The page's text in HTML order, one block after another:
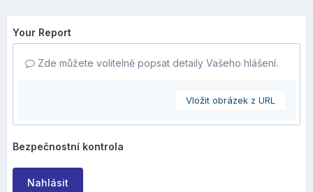
Your Report
Zde můžete volitelně popsat detaily Vašeho hlášení.
Vložit obrázek z URL
Bezpečnostní kontrola
Nahlásit